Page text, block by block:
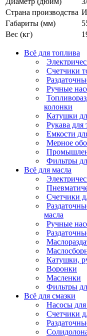
Страна производства
Габариты (мм)
Вес (кг)
Всё для топлива
Счетчики
Ручные
колонки
Катушки
Рукава для
Емкости
Мерное
Фильтры
Всё для масла
Счетчики
масла
Ручные
Катушки,
Воронки
Масленки
Фильтры
Всё для смазки
Насосы для
Счетчики